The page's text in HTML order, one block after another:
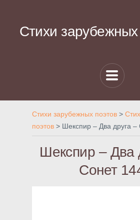
Стихи зарубежных
Стихи зарубежных поэтов >
поэтов > Шекспир – Два друга –
Шекспир – Два
Сонет